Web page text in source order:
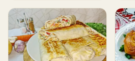
пошаговый рецепт
в домашних
условиях